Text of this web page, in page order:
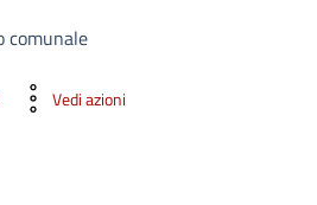
comunale
Vedi azioni